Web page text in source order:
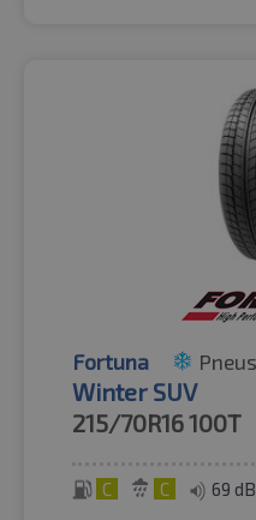
Fortuna
Winter SUV
215/70R16100T
C C 69 dB